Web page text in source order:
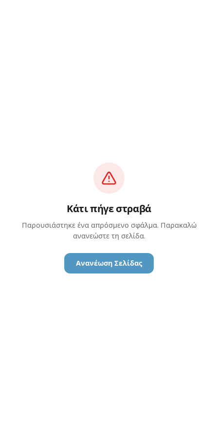
Κάτι πήγε στραβά
Παρουσιάστηκε ένα απρόσμενο σφάλμα. Παρακαλώ
ανανεώστε τη σελίδα.
Ανανέωση Σελίδας